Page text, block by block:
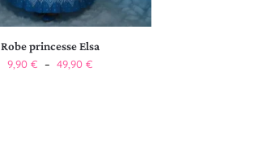
Robe princesse Elsa
9,90€ – 49,90€